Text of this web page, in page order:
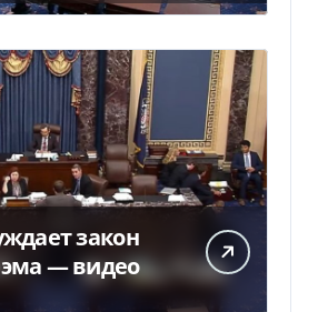
закон
— видео